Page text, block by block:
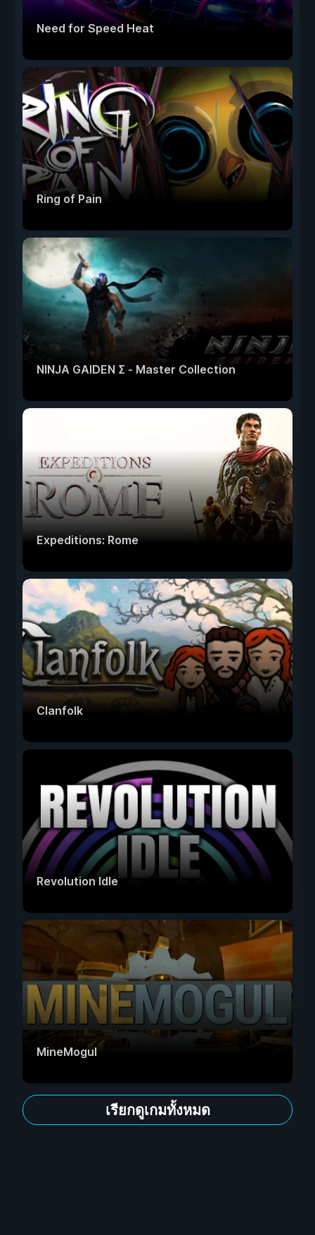
Need for Speed Heat
Ring of Pain
NINJA GAIDEN Σ - Master Collection
Expeditions: Rome
Clanfolk
Revolution Idle
MineMogul
เรียกดูเกมทั้งหมด